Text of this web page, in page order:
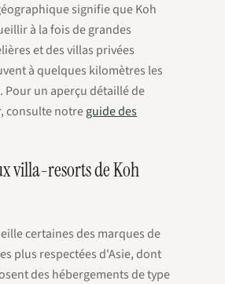
signifie que Koh
à la fois de grandes
et des villas privées
à quelques kilomètres les
Pour un aperçu détaillé de
consulte notreguide des
villa-resorts de Koh
certaines des marques de
plus respectées d'Asie, dont
des hébergements de type